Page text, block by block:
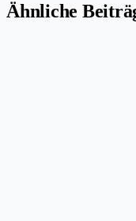
Ähnliche